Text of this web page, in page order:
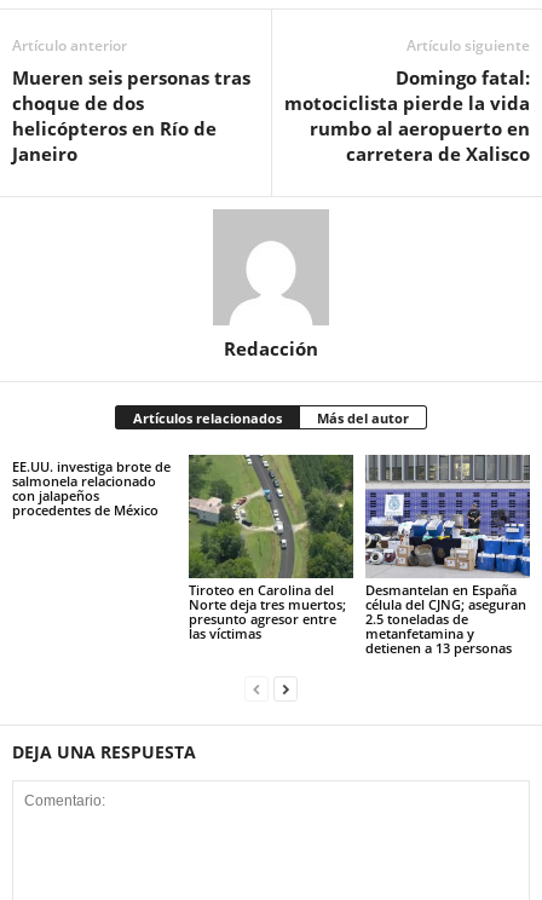
Artículo anterior
Mueren seis personas tras
choque de dos
helicópteros en Río de
Janeiro
Artículo siguiente
Domingo fatal:
motociclista pierde la vida
rumbo al aeropuerto en
carretera de Xalisco
Redacción
Artículos relacionados Más del autor
EE.UU. investiga brote de
salmonela relacionado
con jalapeños
procedentes de México
Tiroteo en Carolina del
Norte deja tres muertos;
presunto agresor entre
las víctimas
Desmantelan en España
célula del CJNG; aseguran
2.5 toneladas de
metanfetamina y
detienen a 13 personas
DEJA UNA RESPUESTA